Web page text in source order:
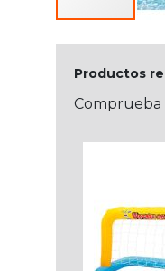
Productos
Comprueba